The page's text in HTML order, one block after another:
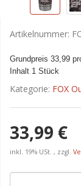
Artikelnummer:
Grundpreis 33,99
Inhalt 1 Stück
Kategorie: FOX
33,99 €
inkl. 19% USt. , zzgl.